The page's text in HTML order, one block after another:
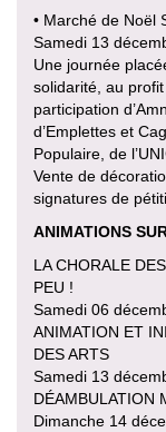
• Marché de Noël
Samedi 13
Une journée
solidarité, au
participation
d’Emplettes et
Populaire, de
Vente de
signatures de
ANIMATIONS
LA CHORALE
PEU !
Samedi 06
ANIMATION ET
DES ARTS
Samedi 13
DÉAMBULATION
Dimanche 14